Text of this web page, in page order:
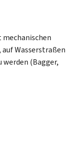
Wasserstraßen
(Bagger,